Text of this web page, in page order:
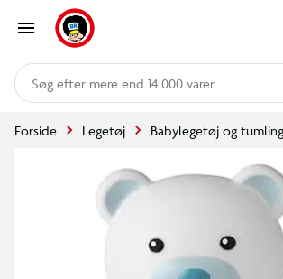
mere end 14.000 varer
Forside Legetøj Babylegetøj og tumling